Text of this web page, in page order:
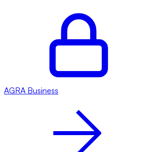
AGRA Business